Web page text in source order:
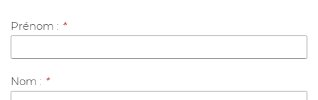
Prénom : *
Nom : *